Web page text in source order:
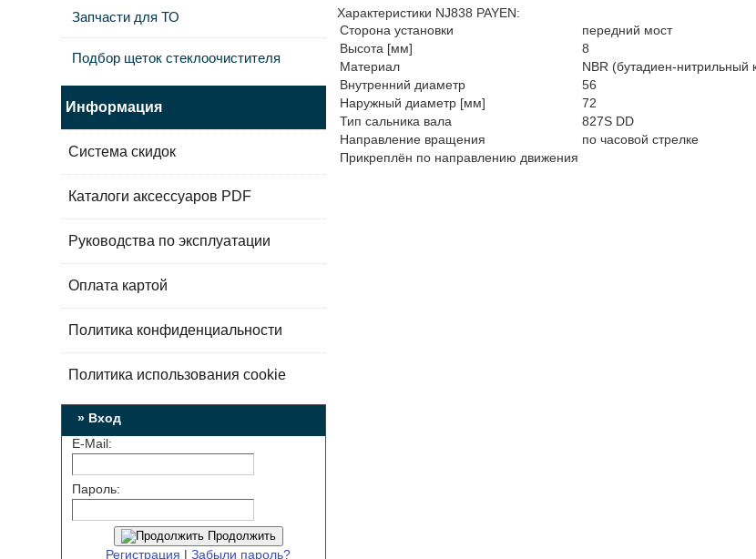
Характеристики NJ838 PAYEN:
Сторона установки
передний мост
Высота [мм]
8
Материал
NBR (бутадиен-нитрильный
Внутренний диаметр
56
Наружный диаметр [мм]
72
Тип сальника вала
827S DD
Направление вращения
по часовой стрелке
Прикреплён по направлению движения
Запчасти для ТО
Подбор щеток стеклоочистителя
Информация
Система скидок
Каталоги аксессуаров PDF
Руководства по эксплуатации
Оплата картой
Политика конфиденциальности
Политика использования cookie
» Вход
E-Mail:
Пароль:
Продолжить
Регистрация |Забыли пароль?